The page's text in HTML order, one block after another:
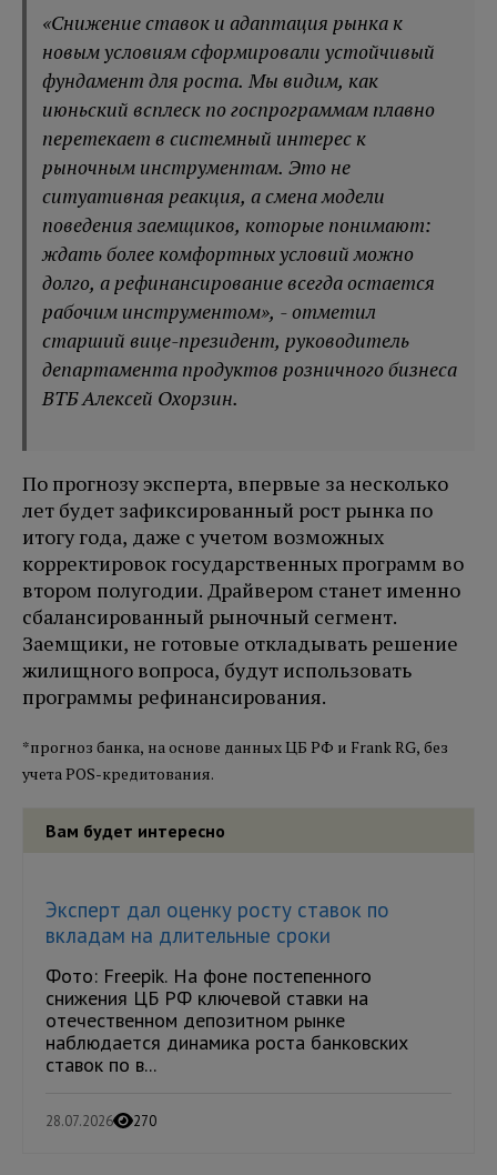
«Снижение ставок и адаптация рынка к
новым условиям сформировали устойчивый
фундамент для роста. Мы видим, как
июньский всплеск по госпрограммам плавно
перетекает в системный интерес к
рыночным инструментам. Это не
ситуативная реакция, а смена модели
поведения заемщиков, которые понимают:
ждать более комфортных условий можно
долго, а рефинансирование всегда остается
рабочим инструментом», - отметил
старший вице-президент, руководитель
департамента продуктов розничного бизнеса
ВТБ Алексей Охорзин.
По прогнозу эксперта, впервые за несколько
лет будет зафиксированный рост рынка по
итогу года, даже с учетом возможных
корректировок государственных программ во
втором полугодии. Драйвером станет именно
сбалансированный рыночный сегмент.
Заемщики, не готовые откладывать решение
жилищного вопроса, будут использовать
программы рефинансирования.
*прогноз банка, на основе данных ЦБ РФ и Frank RG, без
учета POS-кредитования.
Вам будет интересно
Эксперт дал оценку росту ставок по
вкладам на длительные сроки
Фото: Freepik. На фоне постепенного
снижения ЦБ РФ ключевой ставки на
отечественном депозитном рынке
наблюдается динамика роста банковских
ставок по в...
28.07.2026 270